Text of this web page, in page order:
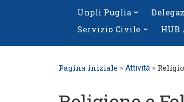
Unpli Puglia
Servizio Civile
HUB
Pagina iniziale » Attività »